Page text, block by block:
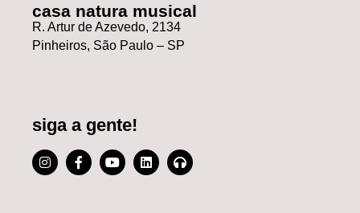
casa natura musical
R. Artur de Azevedo, 2134
Pinheiros, São Paulo – SP
siga a gente!